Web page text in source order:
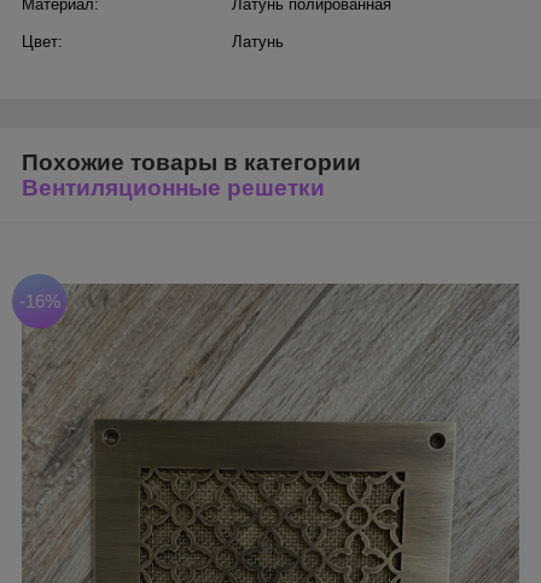
Материал: Латунь полированная
Цвет: Латунь
Похожие товары в категории
Вентиляционные решетки
-16%